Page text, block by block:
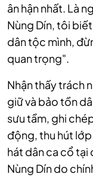
ân hận nhất. Là
Nùng Dín, tôi
dân tộc mình,
quan trọng".
Nhận thấy trách
giữ và bảo tồn
sưu tầm, ghi
động, thu hút
hát dân ca cổ tại
Nùng Dín do